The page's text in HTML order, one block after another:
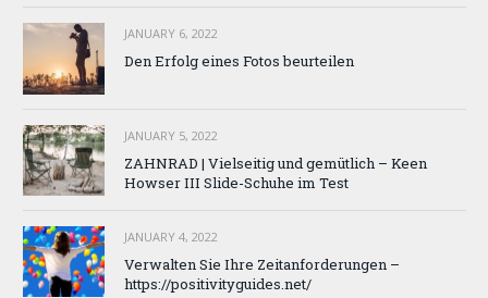
JANUARY 6, 2022
Den Erfolg eines Fotos beurteilen
JANUARY 5, 2022
ZAHNRAD ​​| Vielseitig und gemütlich – Keen
Howser III Slide-Schuhe im Test
JANUARY 4, 2022
Verwalten Sie Ihre Zeitanforderungen –
https://positivityguides.net/